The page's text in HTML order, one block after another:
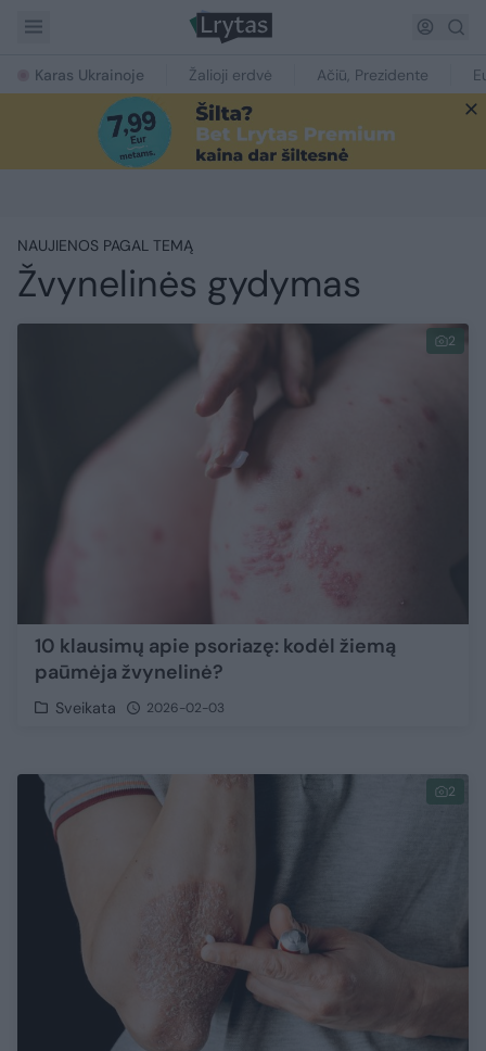
Karas Ukrainoje Žalioji erdvė Ačiū, Prezidente
NAUJIENOS PAGAL TEMĄ
Žvynelinės gydymas
2
10 klausimų apie psoriazę: kodėl žiemą
paūmėja žvynelinė?
Sveikata 2026-02-03
2